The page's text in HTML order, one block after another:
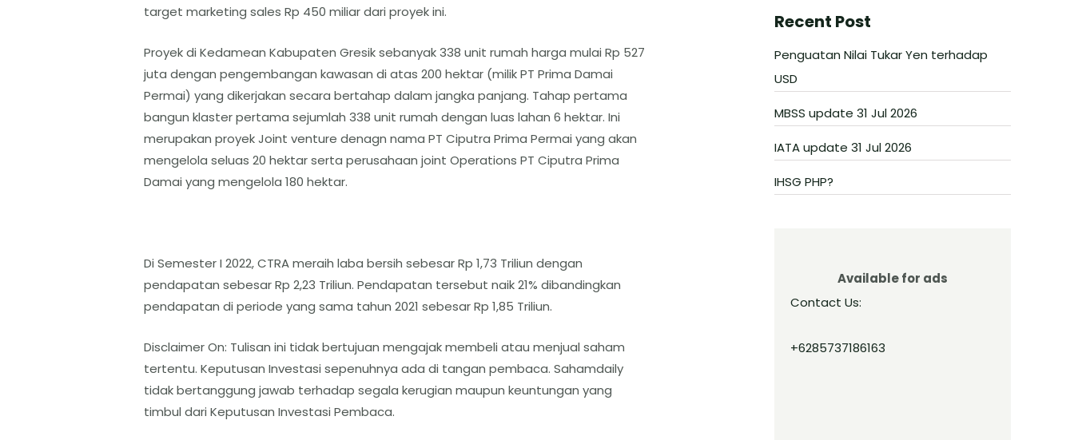
target marketing sales Rp 450 miliar dari proyek ini.
Proyek di Kedamean Kabupaten Gresik sebanyak 338 unit rumah harga mulai Rp 527
juta dengan pengembangan kawasan di atas 200 hektar (milik PT Prima Damai
Permai) yang dikerjakan secara bertahap dalam jangka panjang. Tahap pertama
bangun klaster pertama sejumlah 338 unit rumah dengan luas lahan 6 hektar. Ini
merupakan proyek Joint venture denagn nama PT Ciputra Prima Permai yang akan
mengelola seluas 20 hektar serta perusahaan joint Operations PT Ciputra Prima
Damai yang mengelola 180 hektar.
Di Semester I 2022, CTRA meraih laba bersih sebesar Rp 1,73 Triliun dengan
pendapatan sebesar Rp 2,23 Triliun. Pendapatan tersebut naik 21% dibandingkan
pendapatan di periode yang sama tahun 2021 sebesar Rp 1,85 Triliun.
Disclaimer On: Tulisan ini tidak bertujuan mengajak membeli atau menjual saham
tertentu. Keputusan Investasi sepenuhnya ada di tangan pembaca. Sahamdaily
tidak bertanggung jawab terhadap segala kerugian maupun keuntungan yang
timbul dari Keputusan Investasi Pembaca.
Recent Post
Penguatan Nilai Tukar Yen terhadap
USD
MBSS update 31 Jul 2026
IATA update 31 Jul 2026
IHSG PHP?
Available for ads
Contact Us:
+6285737186163